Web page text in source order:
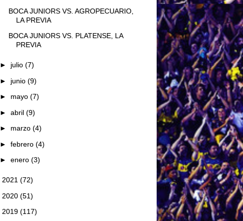
BOCA JUNIORS VS. AGROPECUARIO,
LA PREVIA
BOCA JUNIORS VS. PLATENSE, LA
PREVIA
► julio (7)
► junio (9)
► mayo (7)
► abril (9)
► marzo (4)
► febrero (4)
► enero (3)
2021 (72)
2020 (51)
2019 (117)